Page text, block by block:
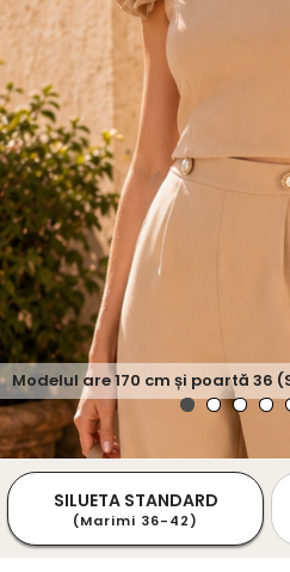
Modelul are170 cm și poartă 36
SILUETA STANDARD
(Marimi 36-42)